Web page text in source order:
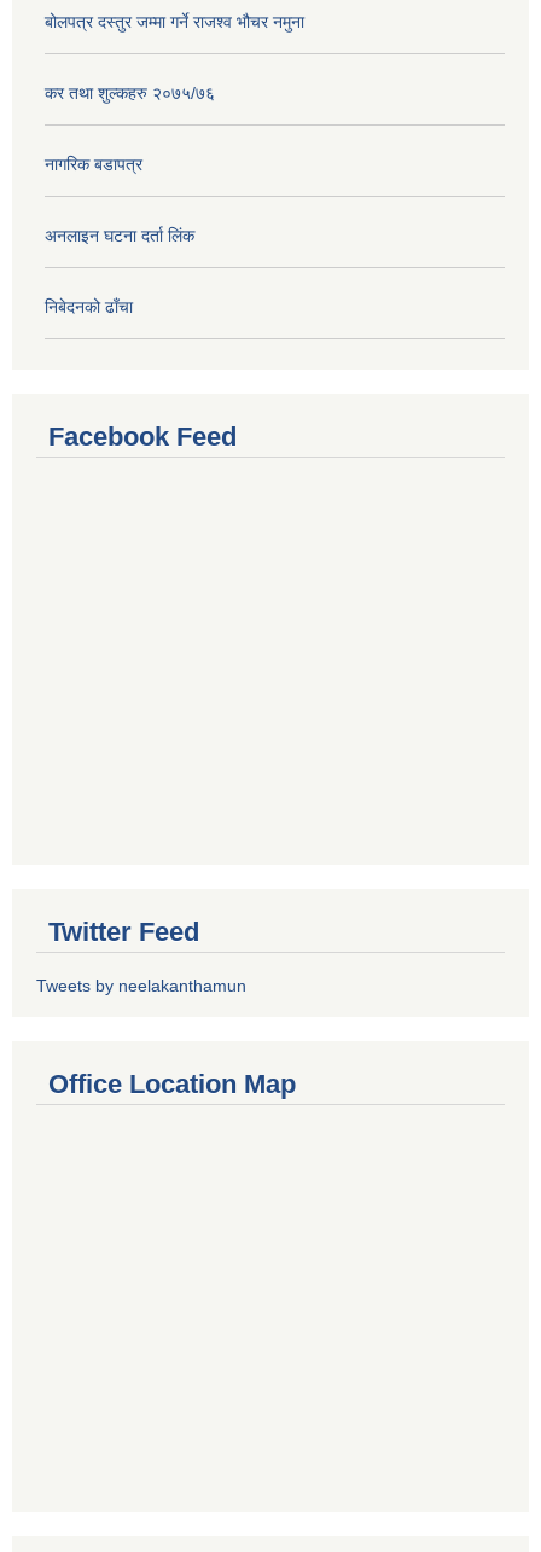
बोलपत्र दस्तुर जम्मा गर्ने राजश्व भौचर नमुना
कर तथा शुल्कहरु २०७५/७६
नागरिक बडापत्र
अनलाइन घटना दर्ता लिंक
निबेदनको ढाँचा
Facebook Feed
Twitter Feed
Tweets by neelakanthamun
Office Location Map